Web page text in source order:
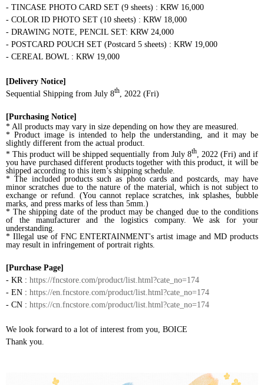
- TINCASE PHOTO CARD SET (9 sheets) : KRW 16,000
- COLOR ID PHOTO SET (10 sheets) : KRW 18,000
- DRAWING NOTE, PENCIL SET: KRW 24,000
- POSTCARD POUCH SET (Postcard 5 sheets) : KRW 19,000
- CEREAL BOWL : KRW 19,000
[Delivery Notice]
Sequential Shipping from July 8th, 2022 (Fri)
[Purchasing Notice]
* All products may vary in size depending on how they are measured.
* Product image is intended to help the understanding, and it may be
slightly different from the actual product.
* This product will be shipped sequentially from July 8th, 2022 (Fri) and if
you have purchased different products together with this product, it will be
shipped according to this item’s shipping schedule.
* The included products such as photo cards and postcards, may have
minor scratches due to the nature of the material, which is not subject to
exchange or refund. (You cannot replace scratches, ink splashes, bubble
marks, and press marks of less than 5mm.)
* The shipping date of the product may be changed due to the conditions
of the manufacturer and the logistics company. We ask for your
understanding.
* Illegal use of FNC ENTERTAINMENT's artist image and MD products
may result in infringement of portrait rights.
[Purchase Page]
- KR : https://fncstore.com/product/list.html?cate_no=174
- EN : https://en.fncstore.com/product/list.html?cate_no=174
- CN : https://cn.fncstore.com/product/list.html?cate_no=174
We look forward to a lot of interest from you, BOICE
Thank you.